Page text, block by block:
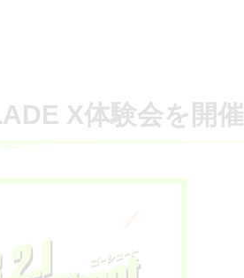
X体験会を開催